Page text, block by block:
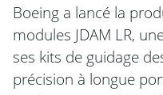
Boeing a lancé la
modules JDAM LR,
ses kits de guidage
précision à longue